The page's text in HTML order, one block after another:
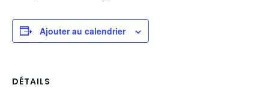
Ajouter au calendrier
DÉTAILS